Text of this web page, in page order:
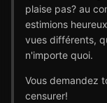
plaise pas? au
estimions
vues différents,
n'importe quoi.
Vous demandez
censurer!